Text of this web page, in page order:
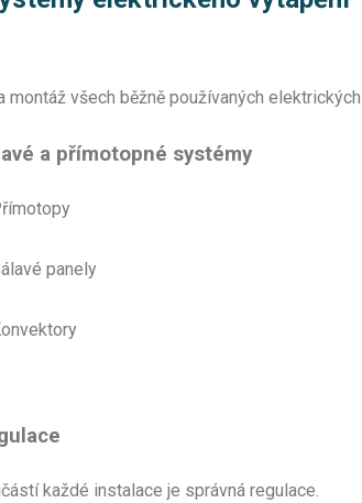
montáž všech běžně používaných
a přímotopné systémy
panely
každé instalace je správná regulace.